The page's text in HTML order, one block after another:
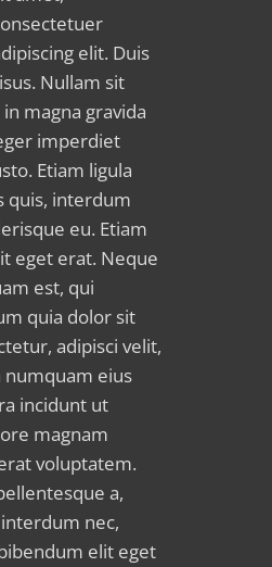
elit. Duis
Nullam sit
magna gravida
imperdiet
Etiam ligula
quis, interdum
eu. Etiam
eget erat. Neque
est, qui
quia dolor sit
adipisci velit,
numquam eius
incidunt ut
magnam
voluptatem.
a,
nec,
elit eget